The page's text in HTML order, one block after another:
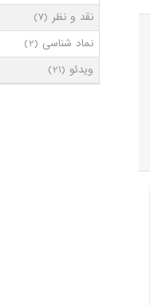
نقد و نظر (7)
نماد شناسی (2)
ویدئو (21)